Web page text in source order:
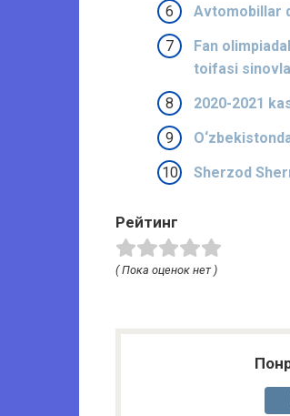
Avtomobillar
Fan
toifasi
2020-2021
Sherzod
Рейтинг
( Пока оценок нет )